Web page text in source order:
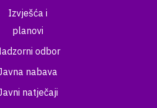
Izvješća i
planovi
odbor
nabava
natječaji